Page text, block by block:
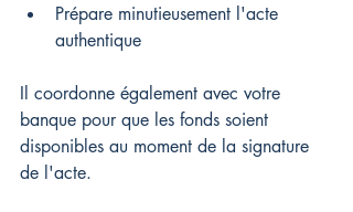
Prépare minutieusement l'acte
authentique
Il coordonne également avec votre
banque pour que les fonds soient
disponibles au moment de la signature
de l'acte.